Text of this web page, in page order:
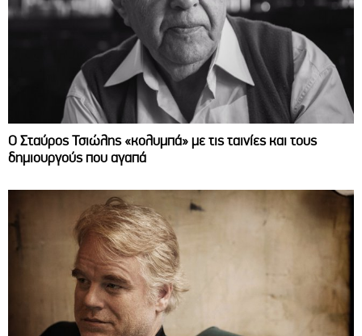
Ο Σταύρος Τσιώλης «κολυμπά» με τις ταινίες και τους
δημιουργούς που αγαπά